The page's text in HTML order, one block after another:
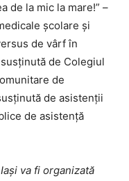
de la mic la mare!” –
şcolare şi
de vârf în
de Colegiul
de
de asistenţii
de asistenţă
va fi organizată